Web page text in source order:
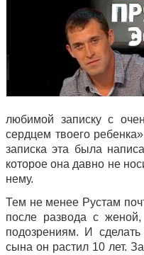
любимой записку с
сердцем твоего
записка эта была
которое она давно не
нему.
Тем не менее Рустам
после развода с
подозрениям. И
сына он растил 10 лет.